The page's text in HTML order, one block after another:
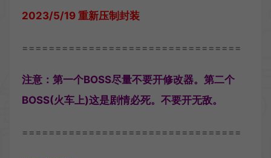
2023/5/19 重新压制封装
=================================
注意：第一个BOSS尽量不要开修改器。第二个
BOSS(火车上)这是剧情必死。不要开无敌。
=================================